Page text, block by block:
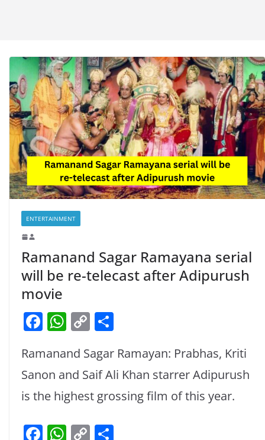
ENTERTAINMENT
Ramanand Sagar Ramayana serial
will be re-telecast after Adipurush
movie
F
c
e
b
W
at
s
A
C
p
y
Li
ar
e
Ramanand Sagar Ramayan: Prabhas, Kriti
Sanon and Saif Ali Khan starrer Adipurush
is the highest grossing film of this year.
F W C